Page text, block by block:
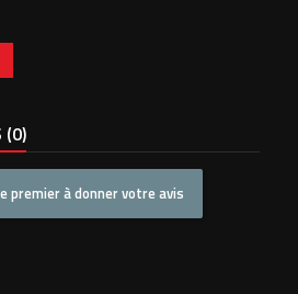
(0)
premier à donner votre avis